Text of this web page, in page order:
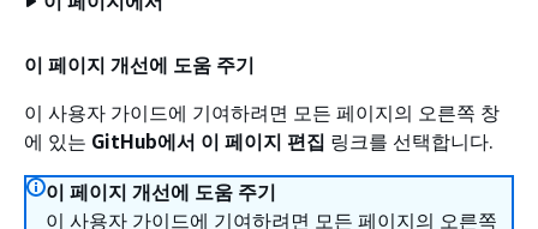
이 페이지 개선에 도움 주기
이 사용자 가이드에 기여하려면 모든 페이지의 오른쪽 창
에 있는 GitHub에서 이 페이지 편집 링크를 선택합니다.
이 페이지 개선에 도움 주기
이 사용자 가이드에 기여하려면 모든 페이지의 오른쪽